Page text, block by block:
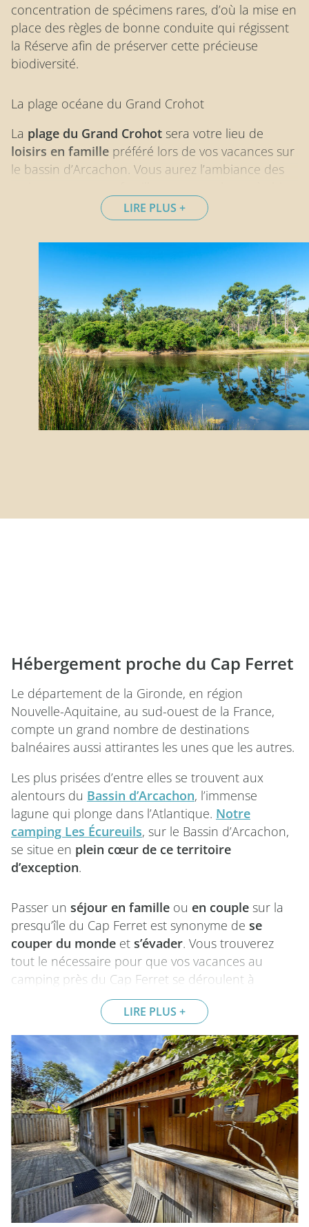
concentration de spécimens rares, d’où la mise en
place des règles de bonne conduite qui régissent
la Réserve afin de préserver cette précieuse
biodiversité.
LIRE PLUS
La plage océane du Grand Crohot
La plage du Grand Crohot sera votre lieu de
loisirs en famille préféré lors de vos vacances sur
le bassin d’Arcachon. Vous aurez l’ambiance des
aménagée, parfaitement entretenue, surveillée et
accessible aux personnes à mobilité réduite. Elle
fait partie des troisplages Océanes de la
presqu’île du Cap Ferretqui sont surveillées en
période estivale avec la plage du Truc vert et la
plage de l’Horizon. C’est lespot incontournable
des surfeursmais aussi desamoureux de la
natureavec de belles balades le long de la côte.
Vous y trouverez un club de surf et des snacks.
Délassez-vous au soleil à parfaire votre bronzage
entre deux baignades dans les vagues ou mangez
une bonne glace avec vos enfants après avoir
construit de beaux châteaux de sables.
Hébergement proche du Cap Ferret
Le département de la Gironde, en région
Nouvelle-Aquitaine, au sud-ouest de la France,
compte un grand nombre de destinations
balnéaires aussi attirantes les unes que les autres.
Les plus prisées d’entre elles se trouvent aux
alentours du Bassin d’Arcachon, l’immense
lagune qui plonge dans l’Atlantique. Notre
camping Les Écureuils, sur le Bassin d’Arcachon,
se situe en plein cœur de ce territoire
d’exception.
LIRE PLUS
Passer un séjour en famille ou en couple sur la
presqu’île du Cap Ferret est synonyme de se
couper du monde et s’évader. Vous trouverez
tout le nécessaire pour que vos vacances au
camping près du Cap Ferret se déroulent à
merveille : des plages magnifiques, des marchés
en plein air pour collecter de jolis souvenirs, des
restaurants, sans oublier les soirées animées…
Voici donc les principaux lieux d’intérêt que vous
pourrez découvrir durant votre escale à Lège-Cap-
Ferret.